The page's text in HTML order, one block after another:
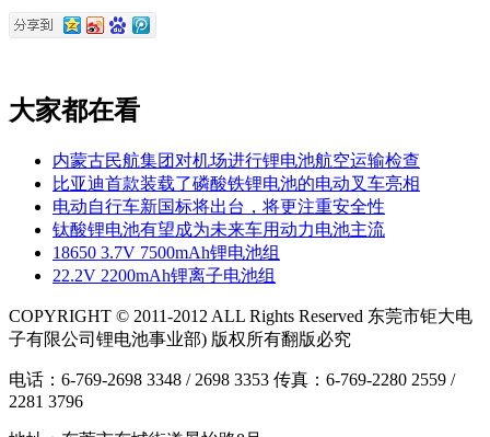
大家都在看
内蒙古民航集团对机场进行锂电池航空运输检查
比亚迪首款装载了磷酸铁锂电池的电动叉车亮相
电动自行车新国标将出台，将更注重安全性
钛酸锂电池有望成为未来车用动力电池主流
18650 3.7V 7500mAh锂电池组
22.2V 2200mAh锂离子电池组
COPYRIGHT © 2011-2012 ALL Rights Reserved 东莞市钜大电
子有限公司锂电池事业部) 版权所有翻版必究
电话：6-769-2698 3348 / 2698 3353 传真：6-769-2280 2559 /
2281 3796